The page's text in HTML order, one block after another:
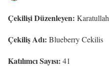
Çekilişi Düzenleyen: Karatullah
Çekiliş Adı: Blueberry Cekilis
Katılımcı Sayısı: 41